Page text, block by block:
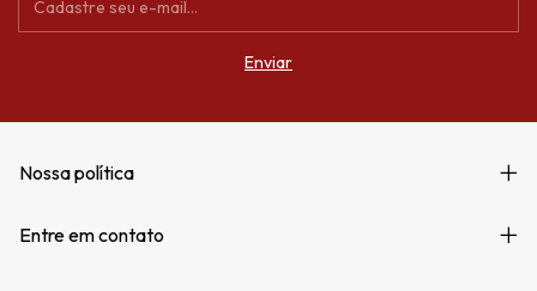
Nossa política
Entre em contato